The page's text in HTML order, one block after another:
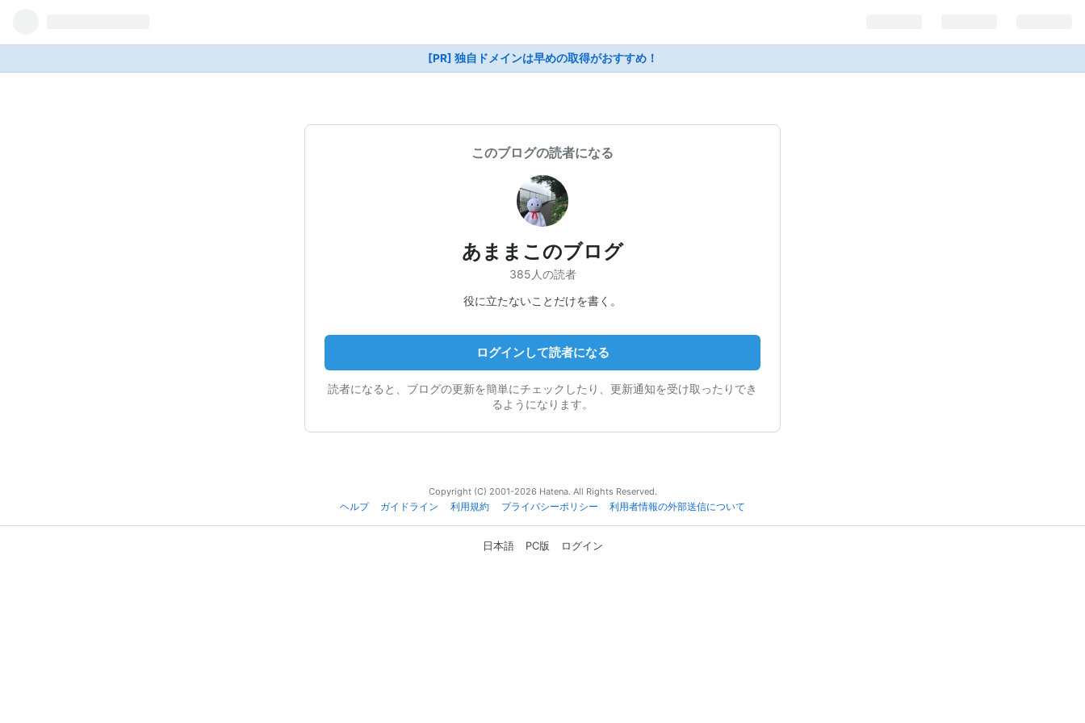
[PR] 独自ドメインは早めの取得がおすすめ！
このブログの読者になる
あままこのブログ
385人の読者
役に立たないことだけを書く。
ログインして読者になる
読者になると、ブログの更新を簡単にチェックしたり、更新通知を受け取ったりでき
るようになります。
Copyright (C) 2001-2026 Hatena. All Rights Reserved.
ヘルプ
ガイドライン 利用規約 プライバシーポリシー 利用者情報の外部送信について
日本語 PC版 ログイン